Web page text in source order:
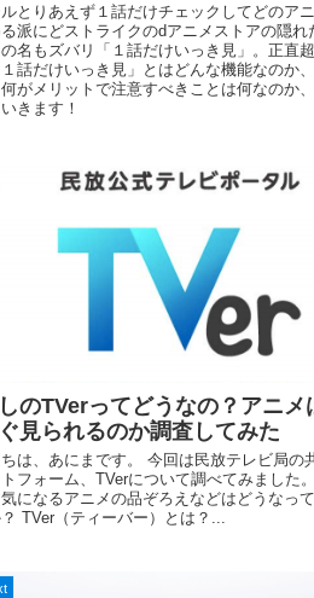
とりあえず１話だけチェックしてどのア
派にどストライクのdアニメストアの隠れ
名もズバリ「１話だけいっき見」。正直超
１話だけいっき見」とはどんな機能なのか
がメリットで注意すべきことは何なのか
きます！
のTVerってどうなの？アニメ
見られるのか調査してみた
ちは、あにまです。 今回は民放テレビ局の
フォーム、TVerについて調べてみました
になるアニメの品ぞろえなどはどうなっ
？ TVer（ティーバー）とは？...